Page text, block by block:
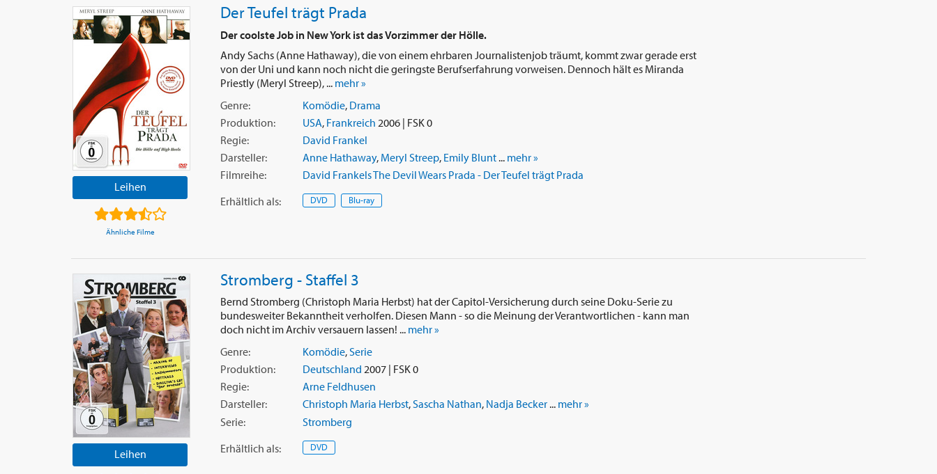
Leihen
Ähnliche Filme
Der Teufel trägt Prada
Der coolste Job in New York ist das Vorzimmer der Hölle.
Andy Sachs (Anne Hathaway), die von einem ehrbaren Journalistenjob träumt, kommt zwar gerade erst
von der Uni und kann noch nicht die geringste Berufserfahrung vorweisen. Dennoch hält es Miranda
Priestly (Meryl Streep), ... mehr »
Genre:
Komödie, Drama
Produktion:
USA, Frankreich 2006 | FSK 0
Regie:
David Frankel
Darsteller:
Anne Hathaway, Meryl Streep, Emily Blunt... mehr »
Filmreihe:
David Frankels The Devil Wears Prada - Der Teufel trägt Prada
Erhältlich als: DVD Blu-ray
Leihen
Stromberg - Staffel 3
Bernd Stromberg (Christoph Maria Herbst) hat der Capitol-Versicherung durch seine Doku-Serie zu
bundesweiter Bekanntheit verholfen. Diesen Mann - so die Meinung der Verantwortlichen - kann man
doch nicht im Archiv versauern lassen! ... mehr »
Genre:
Komödie, Serie
Produktion:
Deutschland 2007 | FSK 0
Regie:
Arne Feldhusen
Darsteller:
Christoph Maria Herbst,Sascha Nathan, Nadja Becker... mehr »
Serie:
Stromberg
Erhältlich als: DVD